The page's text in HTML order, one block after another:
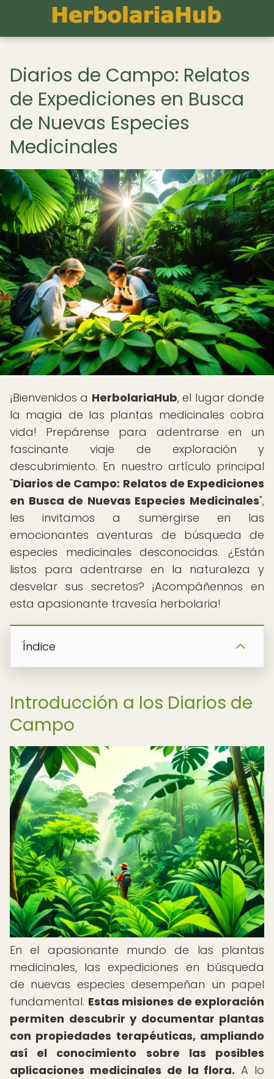
Diarios de Campo: Relatos
de Expediciones en Busca
de Nuevas Especies
Medicinales
¡Bienvenidos a HerbolariaHub, el lugar donde
la magia de las plantas medicinales cobra
vida! Prepárense para adentrarse en un
fascinante viaje de exploración y
descubrimiento. En nuestro artículo principal
"Diarios de Campo: Relatos de Expediciones
en Busca de Nuevas Especies Medicinales",
les invitamos a sumergirse en las
emocionantes aventuras de búsqueda de
especies medicinales desconocidas. ¿Están
listos para adentrarse en la naturaleza y
desvelar sus secretos? ¡Acompáñennos en
esta apasionante travesía herbolaria!
Índice
Introducción a los Diarios de
Campo
En el apasionante mundo de las plantas
medicinales, las expediciones en búsqueda
de nuevas especies desempeñan un papel
fundamental. Estas misiones de exploración
permiten descubrir y documentar plantas
con propiedades terapéuticas, ampliando
así el conocimiento sobre las posibles
aplicaciones medicinales de la flora. A lo